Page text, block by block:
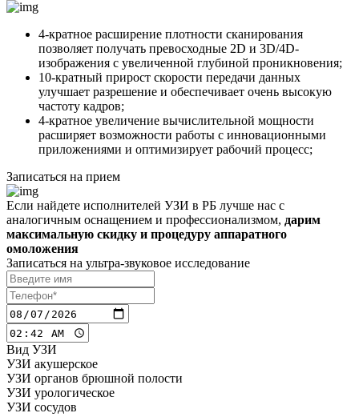
4-кратное расширение плотности сканирования
позволяет получать превосходные 2D и 3D/4D-
изображения с увеличенной глубиной проникновения;
10-кратный прирост скорости передачи данных
улучшает разрешение и обеспечивает очень высокую
частоту кадров;
4-кратное увеличение вычислительной мощности
расширяет возможности работы с инновационными
приложениями и оптимизирует рабочий процесс;
Записаться на прием
Если найдете исполнителей УЗИ в РБ лучше нас с
аналогичным оснащением и профессионализмом, дарим
максимальную скидку и процедуру аппаратного
омоложения
Записаться на ультра-звуковое исследование
Вид УЗИ
УЗИ акушерское
УЗИ органов брюшной полости
УЗИ урологическое
УЗИ сосудов